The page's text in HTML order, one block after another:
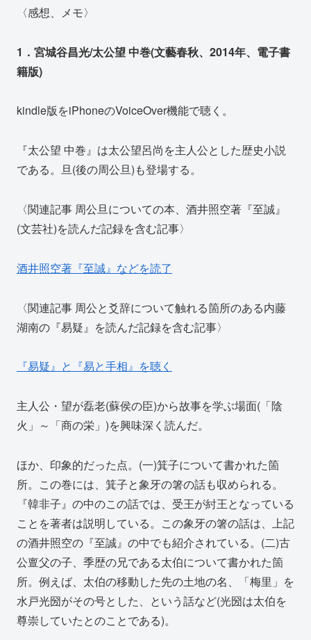
〈感想、メモ〉
1．宮城谷昌光/太公望 中巻(文藝春秋、2014年、電子書
籍版)
kindle版をiPhoneのVoiceOver機能で聴く。
『太公望 中巻』は太公望呂尚を主人公とした歴史小説
である。旦(後の周公旦)も登場する。
〈関連記事 周公旦についての本、酒井照空著『至誠』
(文芸社)を読んだ記録を含む記事〉
酒井照空著『至誠』などを読了
〈関連記事 周公と爻辞について触れる箇所のある内藤
湖南の『易疑』を読んだ記録を含む記事〉
『易疑』と『易と手相』を聴く
主人公・望が磊老(蘇侯の臣)から故事を学ぶ場面(「陰
火」～「商の栄」)を興味深く読んだ。
ほか、印象的だった点。(一)箕子について書かれた箇
所。この巻には、箕子と象牙の箸の話も収められる。
『韓非子』の中のこの話では、受王が紂王となっている
ことを著者は説明している。この象牙の箸の話は、上記
の酒井照空の『至誠』の中でも紹介されている。(二)古
公亶父の子、季歴の兄である太伯について書かれた箇
所。例えば、太伯の移動した先の土地の名、「梅里」を
水戸光圀がその号とした、という話など(光圀は太伯を
尊崇していたとのことである)。